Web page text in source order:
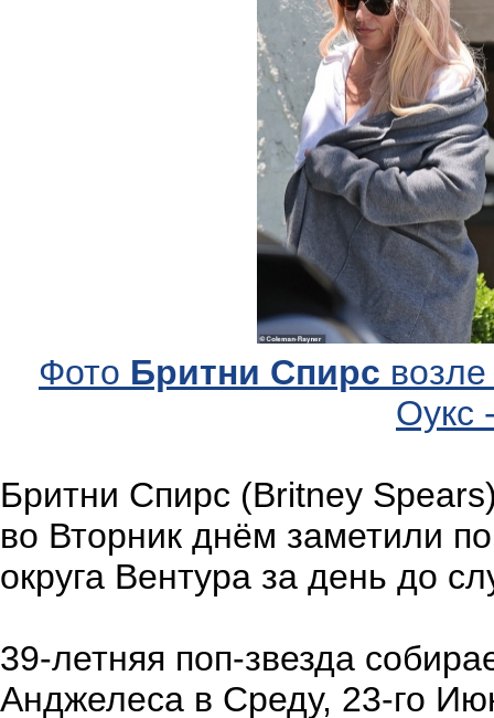
Фото Бритни Спирс
Оукс
Бритни Спирс (Britney
во Вторник днём заметили
округа Вентура за день до
39-летняя поп-звезда
Анджелеса в Среду, 23-го